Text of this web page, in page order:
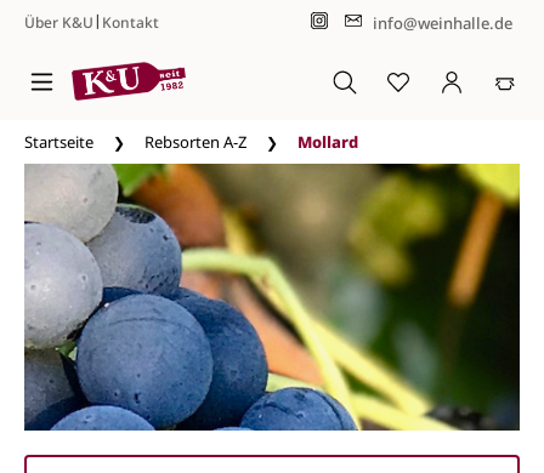
Zum Hauptinhalt springen
Über K&U| Kontakt info@weinhalle.de
Startseite Rebsorten A-Z Mollard